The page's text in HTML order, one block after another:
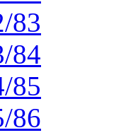
83
84
85
86